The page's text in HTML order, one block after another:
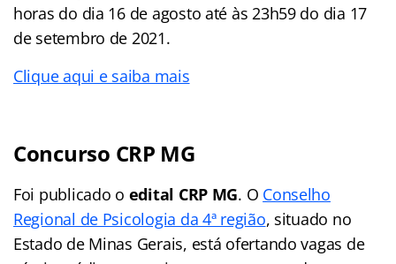
horas do dia 16 de agosto até às 23h59 do dia 17
de setembro de 2021.
Clique aqui e saiba mais
Concurso CRP MG
Foi publicado o edital CRP MG. O Conselho
Regional de Psicologia da 4ª região, situado no
Estado de Minas Gerais, está ofertando vagas de